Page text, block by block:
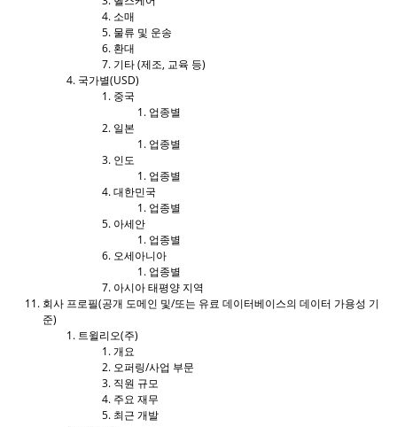
소매
물류 및 운송
환대
기타 (제조, 교육 등)
국가별(USD)
중국
업종별
일본
업종별
인도
업종별
대한민국
업종별
아세안
업종별
오세아니아
업종별
아시아 태평양 지역
회사 프로필(공개 도메인 및/또는 유료 데이터베이스의 데이터 가용성 기
준)
트윌리오(주)
개요
오퍼링/사업 부문
직원 규모
주요 재무
최근 개발